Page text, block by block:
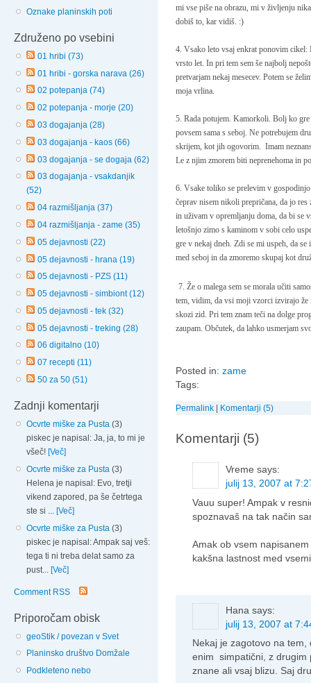
Oznake planinskih poti
Združeno po vsebini
01 hribi (73)
01 hribi - gorska narava (26)
02 potepanja (74)
02 potepanja - morje (20)
03 dogajanja (28)
03 dogajanja - kaos (66)
03 dogajanja - se dogaja (62)
03 dogajanja - vsakdanjik
(52)
04 razmišljanja (37)
04 razmišljanja - zame (35)
05 dejavnosti (22)
05 dejavnosti - hrana (19)
05 dejavnosti - PZS (11)
05 dejavnosti - simbiont (12)
05 dejavnosti - tek (32)
05 dejavnosti - treking (28)
06 digitalno (10)
07 recepti (11)
50 za 50 (51)
Zadnji komentarji
Ocvrte miške za Pusta (3)
piskec je napisal: Ja, ja, to mi je
všeč! [Več]
Ocvrte miške za Pusta (3)
Helena je napisal: Evo, tretji
vikend zapored, pa še četrtega
ste si ... [Več]
Ocvrte miške za Pusta (3)
piskec je napisal: Ampak saj veš:
tega ti ni treba delat samo za
pust... [Več]
Comment RSS
Priporočam obisk
geoStik / povezan v Svet
Planinsko društvo Domžale
Podkleteno nebo
mi vse piše na obrazu, mi v življenju
dobiš to, kar vidiš. :)
4. Vsako leto vsaj enkrat ponovim cikel:
vrsto let. In pri tem sem še najbolj
pretvarjam nekaj mesecev. Potem se
moja vrlina.
5. Rada potujem. Kamorkoli. Bolj ko
povsem sama s seboj. Ne potrebujem
skrijem, kot jih ogovorim. Imam
Le z njim zmorem biti neprenehoma in
6. Vsake toliko se prelevim v
čeprav nisem nikoli prepričana, da jo res
in uživam v opremljanju doma, da bi se
letošnjo zimo s kaminom v sobi celo
gre v nekaj dneh. Zdi se mi uspeh, da
med seboj in da zmoremo skupaj kot
7. Že o malega sem se morala učiti
tem, vidim, da vsi moji vzorci izvirajo že
skozi zid. Pri tem znam teči na dolge
zaupam. Občutek, da lahko usmerjam
Posted in: zame
Tags:
Permalink Komentarji (5)
Komentarji (5)
Vreme says:
julij 13, 2007 at
Vauu super! Ampak v
spoznavaš na tak način
Amak ob vsem
kakšna lastnost med
Hana says:
julij 13, 2007 at
Nekaj je zagotovo na
enim simpatični, z drugim
znane ali vsaj blizu. Saj